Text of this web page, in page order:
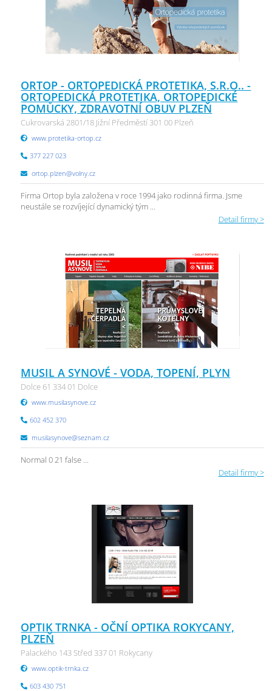
ORTOP - ORTOPEDICKÁ PROTETIKA, S.R.O.. -
ORTOPEDICKÁ PROTETIKA, ORTOPEDICKÉ
POMŮCKY, ZDRAVOTNÍ OBUV PLZEŇ
Cukrovarská 2801/18 Jižní Předměstí 301 00 Plzeň
www.protetika-ortop.cz
377 227 023
ortop.plzen@volny.cz
Firma Ortop byla založena v roce 1994 jako rodinná firma. Jsme
neustále se rozvíjející dynamický tým ...
Detail firmy >
MUSIL A SYNOVÉ - VODA, TOPENÍ, PLYN
Dolce 61 334 01 Dolce
www.musilasynove.cz
602 452 370
musilasynove@seznam.cz
Normal 0 21 false ...
Detail firmy >
OPTIK TRNKA - OČNÍ OPTIKA ROKYCANY,
PLZEŇ
Palackého 143 Střed 337 01 Rokycany
www.optik-trnka.cz
603 430 751